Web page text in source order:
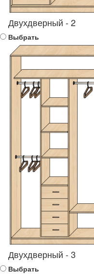
Двухдверный - 2
Выбрать
Двухдверный - 3
Выбрать